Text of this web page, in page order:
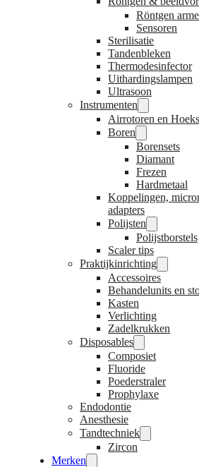
Röntgen
Sensoren
Sterilisatie
Tandenbleken
Thermodesinfector
Uithardingslampen
Ultrasoon
Instrumenten
Airrotoren en
Boren
Borensets
Diamant
Frezen
Hardmetaal
Koppelingen,
adapters
Polijsten
Polijstborstels
Scaler tips
Praktijkinrichting
Accessoires
Behandelunits en
Kasten
Verlichting
Zadelkrukken
Disposables
Composiet
Fluoride
Poederstraler
Prophylaxe
Endodontie
Anesthesie
Tandtechniek
Zircon
Merken